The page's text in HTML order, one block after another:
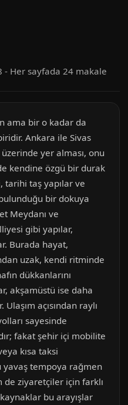
- Her sayfada 24 makale
ama bir o kadar da
Ankara ile Sivas
yer alması, onu
kendine özgü bir durak
tarihi taş yapılar ve
bir dokuya
Meydanı ve
gibi yapılar,
Burada hayat,
uzak, kendi ritminde
dükkanlarını
akşamüstü ise daha
açısından raylı
sayesinde
fakat şehir içi mobilite
kısa taksi
yavaş tempoya rağmen
ziyaretçiler için farklı
bu arayışlar